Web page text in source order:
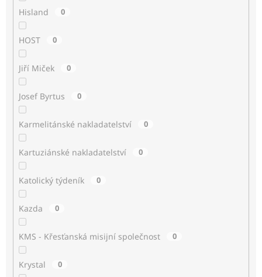
Hisland 0
HOST 0
Jiří Miček 0
Josef Byrtus 0
Karmelitánské nakladatelství 0
Kartuziánské nakladatelství 0
Katolický týdeník 0
Kazda 0
KMS - Křesťanská misijní společnost 0
Krystal 0